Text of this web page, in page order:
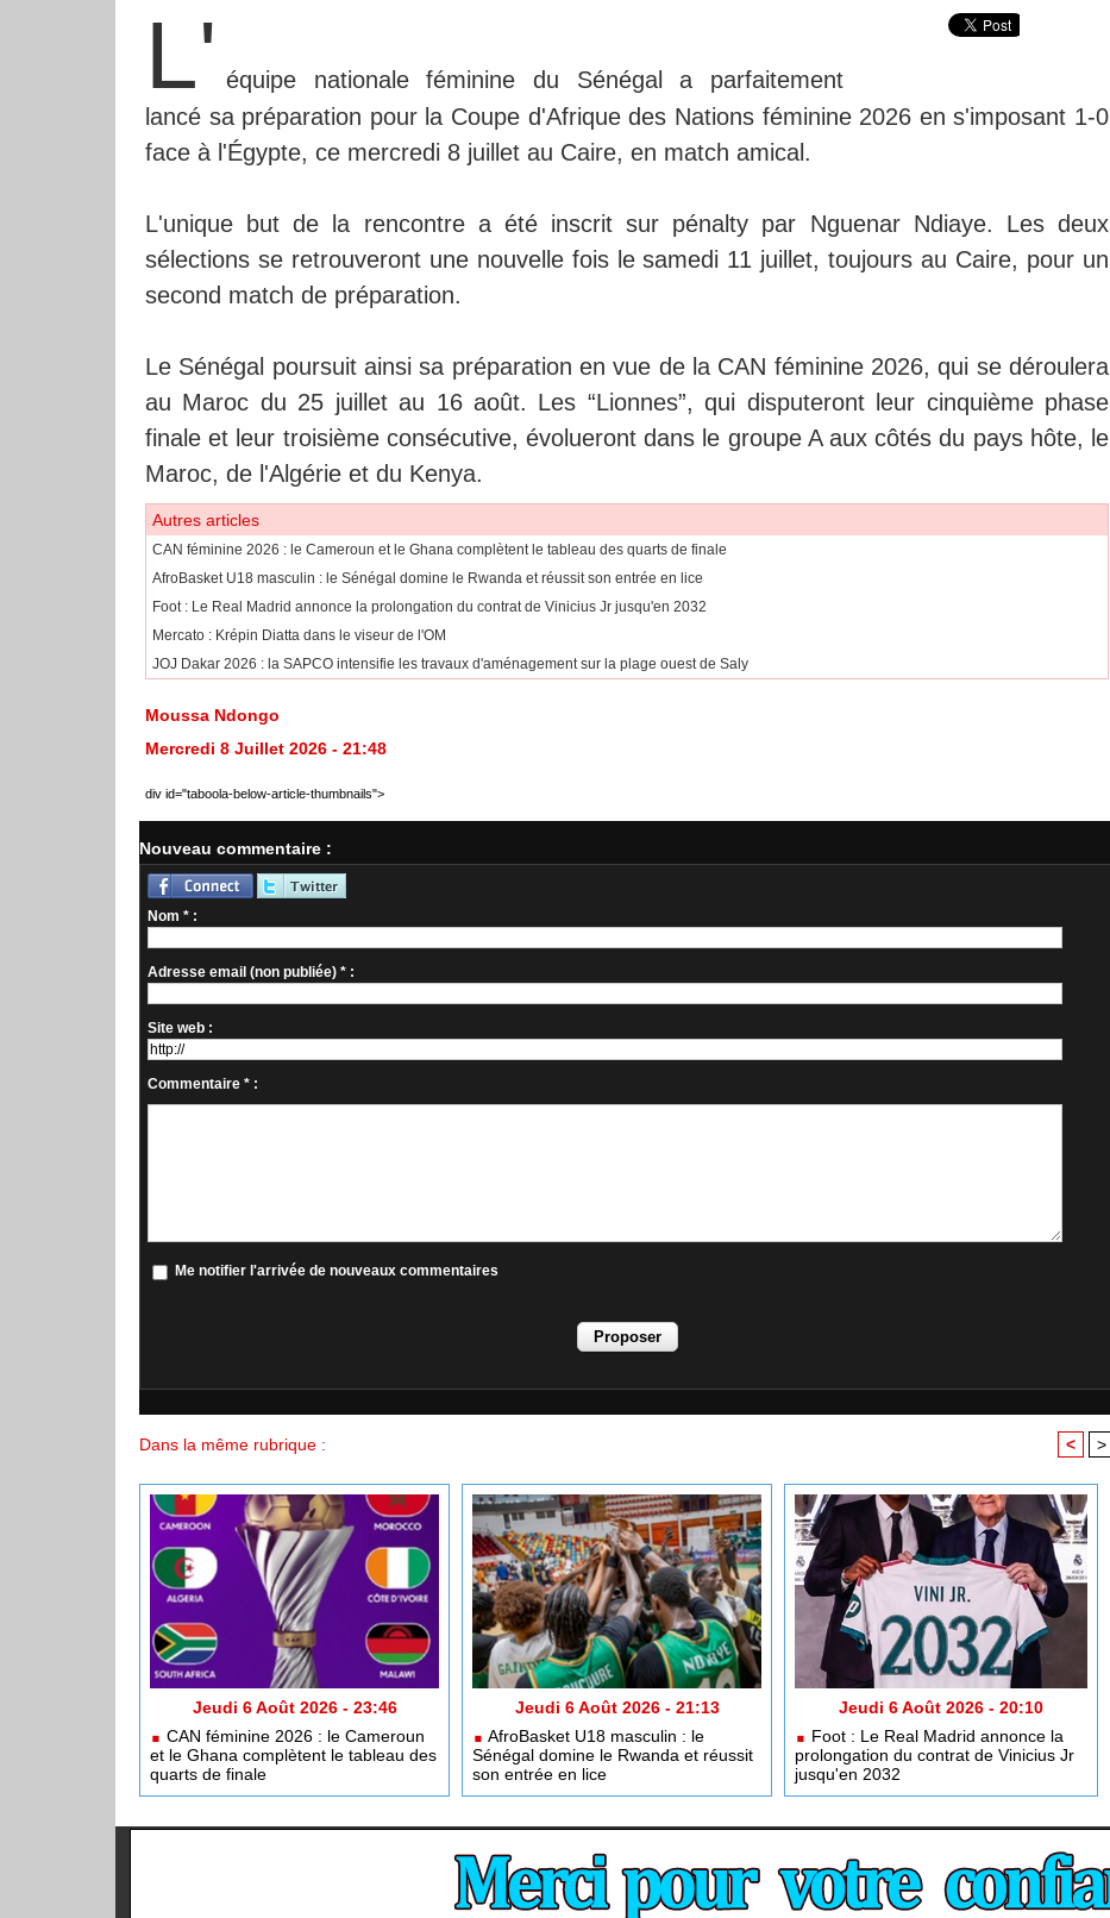
L' équipe nationale féminine du Sénégal a parfaitement
lancé sa préparation pour la Coupe d'Afrique des Nations féminine 2026 en s'imposant 1-0
face à l'Égypte, ce mercredi 8 juillet au Caire, en match amical.
L'unique but de la rencontre a été inscrit sur pénalty par Nguenar Ndiaye. Les deux
sélections se retrouveront une nouvelle fois le samedi 11 juillet, toujours au Caire, pour un
second match de préparation.
Le Sénégal poursuit ainsi sa préparation en vue de la CAN féminine 2026, qui se déroulera
au Maroc du 25 juillet au 16 août. Les “Lionnes”, qui disputeront leur cinquième phase
finale et leur troisième consécutive, évolueront dans le groupe A aux côtés du pays hôte, le
Maroc, de l'Algérie et du Kenya.
Autres articles
CAN féminine 2026 : le Cameroun et le Ghana complètent le tableau des quarts de finale
AfroBasket U18 masculin : le Sénégal domine le Rwanda et réussit son entrée en lice
Foot : Le Real Madrid annonce la prolongation du contrat de Vinicius Jr jusqu'en 2032
Mercato : Krépin Diatta dans le viseur de l'OM
JOJ Dakar 2026 : la SAPCO intensifie les travaux d'aménagement sur la plage ouest de Saly
Moussa Ndongo
Mercredi 8 Juillet 2026 - 21:48
div id="taboola-below-article-thumbnails">
Nouveau commentaire :
Nom * :
Adresse email (non publiée) * :
Site web :
Commentaire * :
Me notifier l'arrivée de nouveaux commentaires
Dans la même rubrique : < >
Jeudi 6 Août 2026 - 23:46
CAN féminine 2026 : le Cameroun
et le Ghana complètent le tableau des
quarts de finale
Jeudi 6 Août 2026 - 21:13
AfroBasket U18 masculin : le
Sénégal domine le Rwanda et réussit
son entrée en lice
Jeudi 6 Août 2026 - 20:10
Foot : Le Real Madrid annonce la
prolongation du contrat de Vinicius Jr
jusqu'en 2032